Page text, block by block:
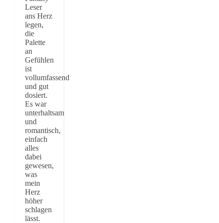
Leser
ans Herz
legen,
die
Palette
an
Gefühlen
ist
vollumfassend
und gut
dosiert.
Es war
unterhaltsam
und
romantisch,
einfach
alles
dabei
gewesen,
was
mein
Herz
höher
schlagen
lässt.